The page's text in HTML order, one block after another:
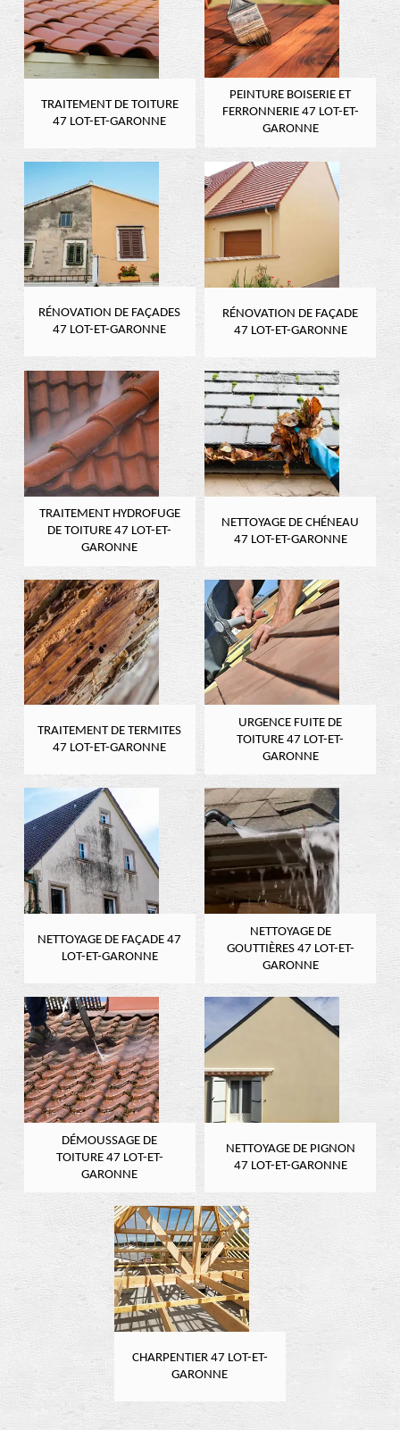
TRAITEMENT DE TOITURE
47 LOT-ET-GARONNE
PEINTURE BOISERIE ET
FERRONNERIE 47 LOT-ET-
GARONNE
RÉNOVATION DE FAÇADES
47 LOT-ET-GARONNE
RÉNOVATION DE FAÇADE
47 LOT-ET-GARONNE
TRAITEMENT HYDROFUGE
DE TOITURE 47 LOT-ET-
GARONNE
NETTOYAGE DE CHÉNEAU
47 LOT-ET-GARONNE
TRAITEMENT DE TERMITES
47 LOT-ET-GARONNE
URGENCE FUITE DE
TOITURE 47 LOT-ET-
GARONNE
NETTOYAGE DE FAÇADE 47
LOT-ET-GARONNE
NETTOYAGE DE
GOUTTIÈRES 47 LOT-ET-
GARONNE
DÉMOUSSAGE DE
TOITURE 47 LOT-ET-
GARONNE
NETTOYAGE DE PIGNON
47 LOT-ET-GARONNE
CHARPENTIER 47 LOT-ET-
GARONNE